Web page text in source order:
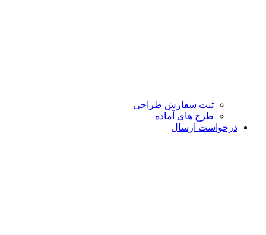
ثبت سفارش طراحی
طرح های آماده
درخواست ارسال